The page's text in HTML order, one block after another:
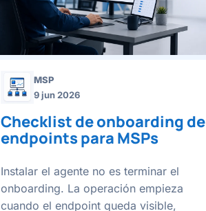
MSP
9 jun 2026
Checklist de onboarding de
endpoints para MSPs
Instalar el agente no es terminar el
onboarding. La operación empieza
cuando el endpoint queda visible,